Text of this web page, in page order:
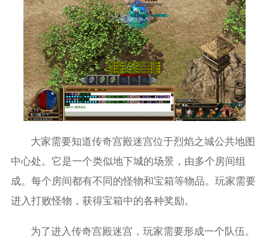
大家需要知道传奇宫殿迷宫位于烈焰之城公共地图
中心处。它是一个类似地下城的场景，由多个房间组
成。每个房间都有不同的怪物和宝箱等物品。玩家需要
进入打败怪物，获得宝箱中的各种奖励。
为了进入传奇宫殿迷宫，玩家需要形成一个队伍。